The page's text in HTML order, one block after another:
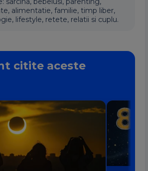
alimentatie, familie, timp liber,
lifestyle, retete, relatii si cuplu.
citite aceste